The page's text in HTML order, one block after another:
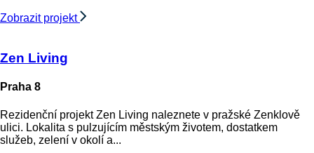
Zobrazit projekt
Zen Living
Praha 8
Rezidenční projekt Zen Living naleznete v pražské Zenklově
ulici. Lokalita s pulzujícím městským životem, dostatkem
služeb, zelení v okolí a...